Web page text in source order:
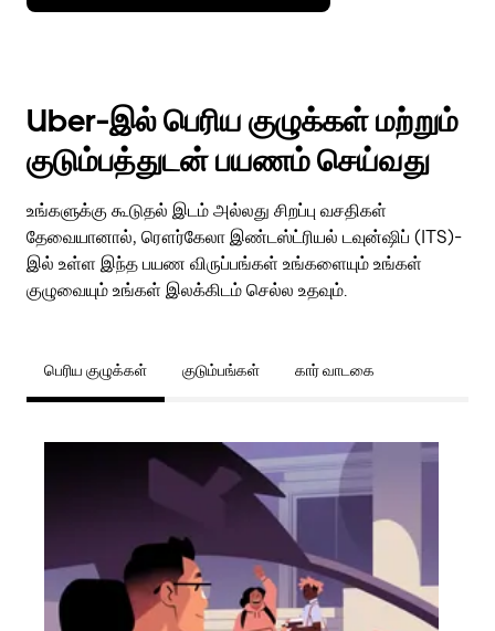
Uber-இல் பெரிய குழுக்கள் மற்றும்
குடும்பத்துடன் பயணம் செய்வது
உங்களுக்கு கூடுதல் இடம் அல்லது சிறப்பு வசதிகள்
தேவையானால், ரௌர்கேலா இண்டஸ்ட்ரியல் டவுன்ஷிப் (ITS)-
இல் உள்ள இந்த பயண விருப்பங்கள் உங்களையும் உங்கள்
குழுவையும் உங்கள் இலக்கிடம் செல்ல உதவும்.
பெரிய குழுக்கள் குடும்பங்கள் கார் வாடகை